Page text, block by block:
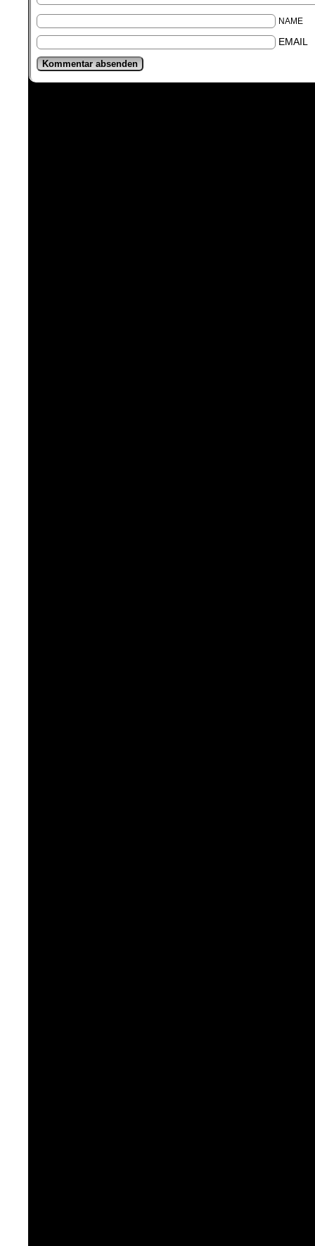
NAME
EMAIL